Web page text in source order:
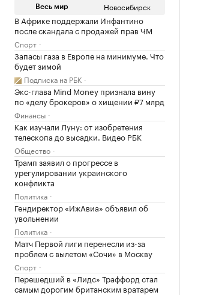
Весь мир Новосибирск
В Африке поддержали Инфантино
после скандала с продажей прав ЧМ
Спорт
Запасы газа в Европе на минимуме. Что
будет зимой
Подписка на РБК
Экс-глава Mind Money признала вину
по «делу брокеров» о хищении ₽7 млрд
Финансы
Как изучали Луну: от изобретения
телескопа до высадки. Видео РБК
Общество
Трамп заявил о прогрессе в
урегулировании украинского
конфликта
Политика
Гендиректор «ИжАвиа» объявил об
увольнении
Политика
Матч Первой лиги перенесли из-за
проблем с вылетом «Сочи» в Москву
Спорт
Перешедший в «Лидс» Траффорд стал
самым дорогим британским вратарем